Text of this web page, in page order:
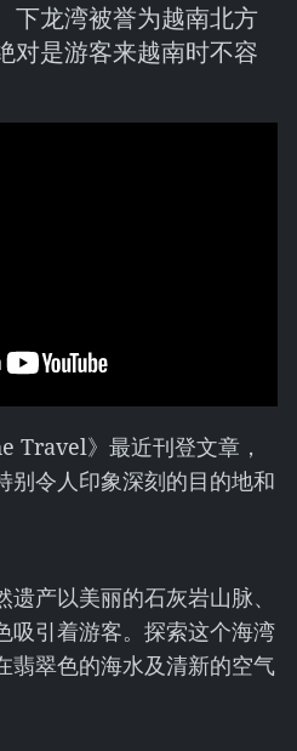
下龙湾被誉为越南北方
对是游客来越南时不容
Travel》最近刊登文章，
别令人印象深刻的目的地和
产以美丽的石灰岩山脉、
吸引着游客。探索这个海湾
翡翠色的海水及清新的空气